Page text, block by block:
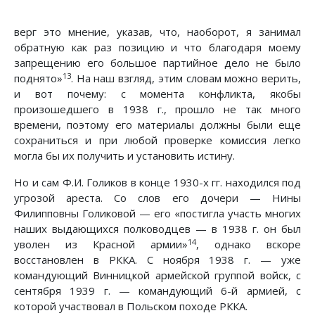
верг это мнение, указав, что, наоборот, я занимал
обратную как раз позицию и что благодаря моему
запрещению его большое партийное дело не было
поднято»13. На наш взгляд, этим словам можно верить,
и вот почему: с момента конфликта, якобы
произошедшего в 1938 г., прошло не так много
времени, поэтому его материалы должны были еще
сохраниться и при любой проверке комиссия легко
могла бы их получить и установить истину.
Но и сам Ф.И. Голиков в конце 1930-х гг. находился под
угрозой ареста. Со слов его дочери — Нины
Филипповны Голиковой — его «постигла участь многих
наших выдающихся полководцев — в 1938 г. он был
уволен из Красной армии»14, однако вскоре
восстановлен в РККА. С ноября 1938 г. — уже
командующий Винницкой армейской группой войск, с
сентября 1939 г. — командующий 6-й армией, с
которой участвовал в Польском походе РККА.